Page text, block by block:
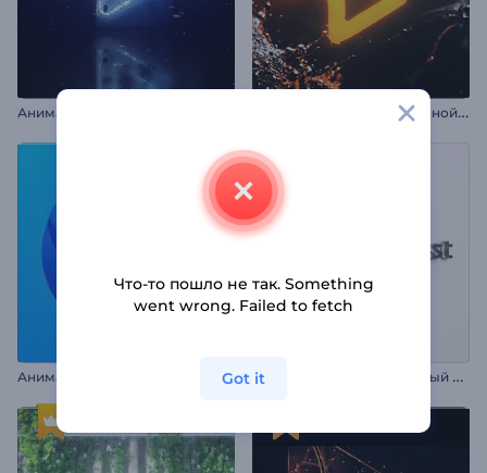
Анимация лого: Ледяной неон И
нтро "Всплеск раскаленной жидкости"
А
нимация лого: Фигуры из линий А
нимация лого: Элегантный блеск
Что-то пошло не так. Something
went wrong. Failed to fetch
Got it